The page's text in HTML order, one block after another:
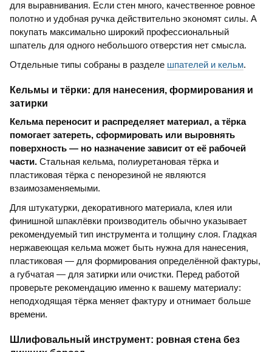
для выравнивания. Если стен много, качественное ровное
полотно и удобная ручка действительно экономят силы. А
покупать максимально широкий профессиональный
шпатель для одного небольшого отверстия нет смысла.
Отдельные типы собраны в разделе шпателей и кельм.
Кельмы и тёрки: для нанесения, формирования и
затирки
Кельма переносит и распределяет материал, а тёрка
помогает затереть, сформировать или выровнять
поверхность — но назначение зависит от её рабочей
части. Стальная кельма, полиуретановая тёрка и
пластиковая тёрка с пенорезиной не являются
взаимозаменяемыми.
Для штукатурки, декоративного материала, клея или
финишной шпаклёвки производитель обычно указывает
рекомендуемый тип инструмента и толщину слоя. Гладкая
нержавеющая кельма может быть нужна для нанесения,
пластиковая — для формирования определённой фактуры,
а губчатая — для затирки или очистки. Перед работой
проверьте рекомендацию именно к вашему материалу:
неподходящая тёрка меняет фактуру и отнимает больше
времени.
Шлифовальный инструмент: ровная стена без